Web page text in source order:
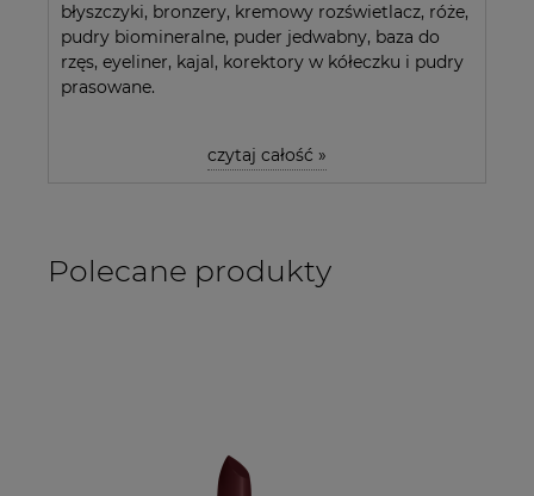
błyszczyki, bronzery, kremowy rozświetlacz, róże,
pudry biomineralne, puder jedwabny, baza do
rzęs, eyeliner, kajal, korektory w kółeczku i pudry
prasowane.
czytaj całość »
Polecane produkty